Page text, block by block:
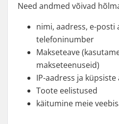
Need andmed võivad
nimi, aadress, e-posti
telefoninumber
Makseteave
makseteenuseid)
IP-aadress ja
Toote eelistused
käitumine meie